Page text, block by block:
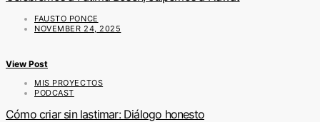
FAUSTO PONCE
NOVEMBER 24, 2025
View Post
MIS PROYECTOS
PODCAST
Cómo criar sin lastimar: Diálogo honesto